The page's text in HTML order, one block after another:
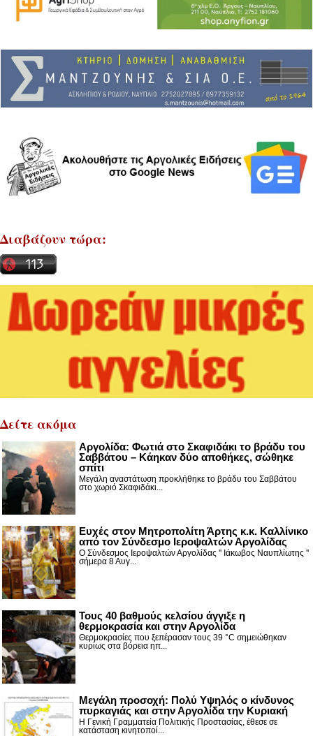
Διαβάζουν τώρα:
Δείτε ακόμα
Αργολίδα: Φωτιά στο Σκαφιδάκι το βράδυ του
Σαββάτου – Κάηκαν δύο αποθήκες, σώθηκε
σπίτι
Μεγάλη αναστάτωση προκλήθηκε το βράδυ του Σαββάτου
στο χωριό Σκαφιδάκι...
Ευχές στον Μητροπολίτη Άρτης κ.κ. Καλλίνικο
από τον Σύνδεσμο Ιεροψαλτών Αργολίδας
Ο Σύνδεσμος Ιεροψαλτών Αργολίδας '' Ιάκωβος Ναυπλίωτης ''
σήμερα 8 Αυγ...
Τους 40 βαθμούς κελσίου άγγιξε η
θερμοκρασία και στην Αργολίδα
Θερμοκρασίες που ξεπέρασαν τους 39 °C σημειώθηκαν
κυρίως στα βόρεια ηπ...
Μεγάλη προσοχή: Πολύ Υψηλός ο κίνδυνος
πυρκαγιάς και στην Αργολίδα την Κυριακή
Η Γενική Γραμματεία Πολιτικής Προστασίας, έθεσε σε
κατάσταση κινητοποί...